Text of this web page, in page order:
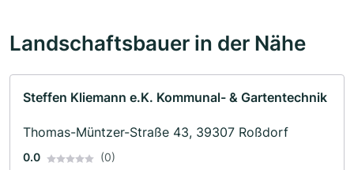
Landschaftsbauer in der Nähe
Steffen Kliemann e.K. Kommunal- & Gartentechnik
Thomas-Müntzer-Straße 43, 39307 Roßdorf
0.0 (0)